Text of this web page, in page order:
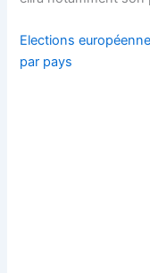
Elections
par pays